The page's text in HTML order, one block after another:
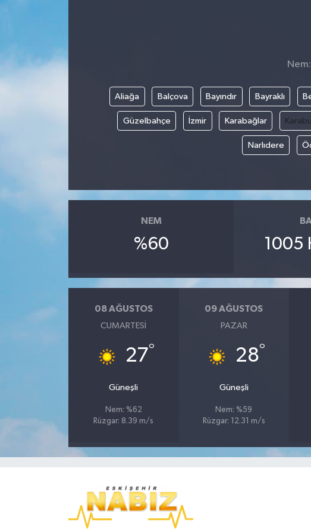
Aliağa Balçova Bayındır Bayraklı
Güzelbahçe İzmir Karabağlar
Narlıdere
NEM
%60 1005
08 AĞUSTOS
CUMARTESI
27°
Güneşli
Nem: %62
Rüzgar: 8.39 m/s
09 AĞUSTOS
PAZAR
28°
Güneşli
Nem: %59
Rüzgar: 12.31 m/s
Kültür Sanat
Teknoloji